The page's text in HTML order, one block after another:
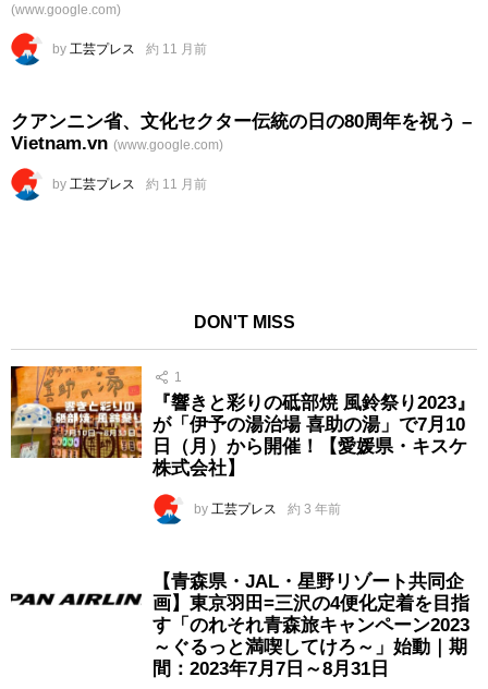
(www.google.com)
by 工芸プレス 約 11 月前
クアンニン省、文化セクター伝統の日の80周年を祝う –
Vietnam.vn (www.google.com)
by 工芸プレス 約 11 月前
DON'T MISS
1
『響きと彩りの砥部焼 風鈴祭り2023』
が「伊予の湯治場 喜助の湯」で7月10
日（月）から開催！【愛媛県・キスケ
株式会社】
by 工芸プレス 約 3 年前
【青森県・JAL・星野リゾート共同企
画】東京羽田=三沢の4便化定着を目指
す「のれそれ青森旅キャンペーン2023
～ぐるっと満喫してけろ～」始動｜期
間：2023年7月7日～8月31日